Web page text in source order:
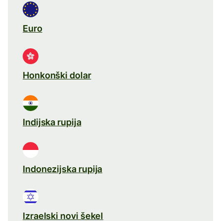
Euro
Honkonški dolar
Indijska rupija
Indonezijska rupija
Izraelski novi šekel